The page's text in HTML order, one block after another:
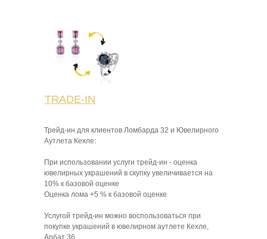
TRADE-IN
Трейд-ин для клиентов Ломбарда 32 и Ювелирного
Аутлета Кехле:
При использовании услуги трейд-ин - оценка
ювелирных украшений в скупку увеличивается на
10% к базовой оценке
Оценка лома +5 % к базовой оценке
Услугой трейд-ин можно воспользоваться при
покупке украшений в ювелирном аутлете Кехле,
Арбат 36.